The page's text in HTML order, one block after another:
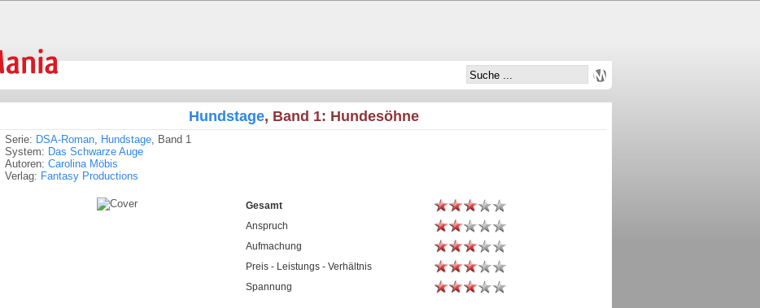
Hundstage, Band 1: Hundesöhne
Serie: DSA-Roman, Hundstage, Band 1
System: Das Schwarze Auge
Autoren: Carolina Möbis
Verlag: Fantasy Productions
Gesamt
Anspruch
Aufmachung
Preis - Leistungs - Verhältnis
Spannung